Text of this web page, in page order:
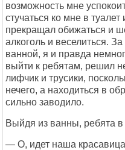
возможность мне
стучаться ко мне в
прекращал обижаться и
алкоголь и веселиться.
ванной, я и правда
выйти к ребятам, решил
лифчик и трусики,
нечего, а находиться в
сильно заводило.
Выйдя из ванны, ребята в
— О, идет наша